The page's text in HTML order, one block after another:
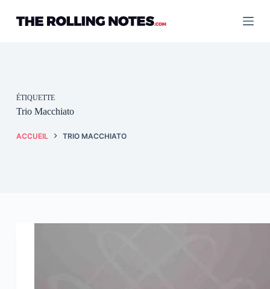
contenu
ÉTIQUETTE
Trio Macchiato
ACCUEIL TRIO MACCHIATO